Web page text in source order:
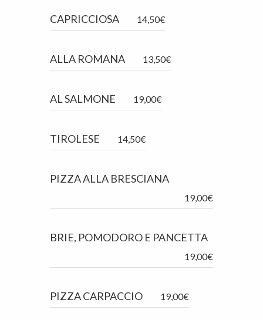
CAPRICCIOSA 14,50€
ALLA ROMANA 13,50€
AL SALMONE 19,00€
TIROLESE 14,50€
PIZZA ALLA BRESCIANA
19,00€
BRIE, POMODORO E PANCETTA
19,00€
PIZZA CARPACCIO 19,00€